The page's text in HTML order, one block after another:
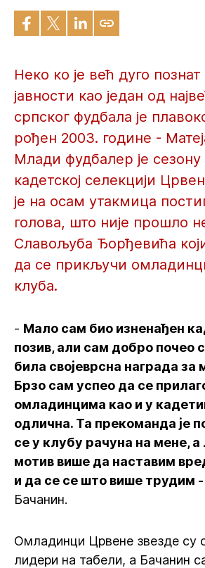
Неко ко је већ дуго познат
јавности као један од
српског фудбала је
рођен 2003. године -
Млади фудбалер је
кадетској селекцији
је на осам утакмица
голова, што није прошло
Славољуба Ђорђевића
да се прикључи
клуба.
- Мало сам био изненађен
позив, али сам добро почео
била својеврсна награда за
Брзо сам успео да се
омладинцима као и у
одлична. Та прекоманда је
се у клубу рачуна на мене, а
мотив више да наставим
и да се се што више трудим -
Бачанин.
Омладинци Црвене звезде су
лидери на табели, а Бачанин